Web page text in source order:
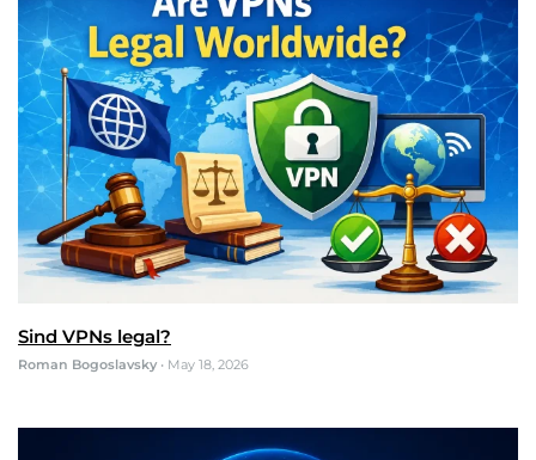
Sind VPNs legal?
Roman Bogoslavsky • May 18, 2026